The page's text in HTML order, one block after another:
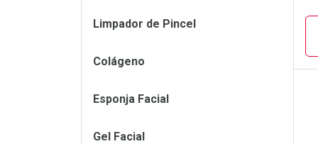
Limpador de Pincel
Colágeno
Esponja Facial
Gel Facial